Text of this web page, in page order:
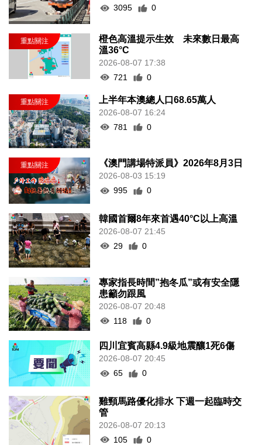
3095
0
橙色高溫提示生效 未來數日最高
溫36°C
2026-08-07 17:38
721
0
上半年本澳總人口68.65萬人
2026-08-07 16:24
781
0
《澳門講場特派員》2026年8月3日
2026-08-03 15:19
995
0
韓國首爾8年來首遇40°C以上高溫
2026-08-07 21:45
29
0
專家指長時間”抱冬瓜”或有安全隱
患籲勿跟風
2026-08-07 20:48
118
0
四川宜賓高縣4.9級地震釀1死6傷
2026-08-07 20:45
65
0
雞頸馬路優化排水 下週一起臨時交
管
2026-08-07 20:13
105
0